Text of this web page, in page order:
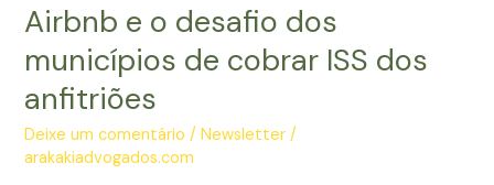
Airbnb e o desafio dos
municípios de cobrar ISS dos
anfitriões
Deixe um comentário /Newsletter /
arakakiadvogados.com